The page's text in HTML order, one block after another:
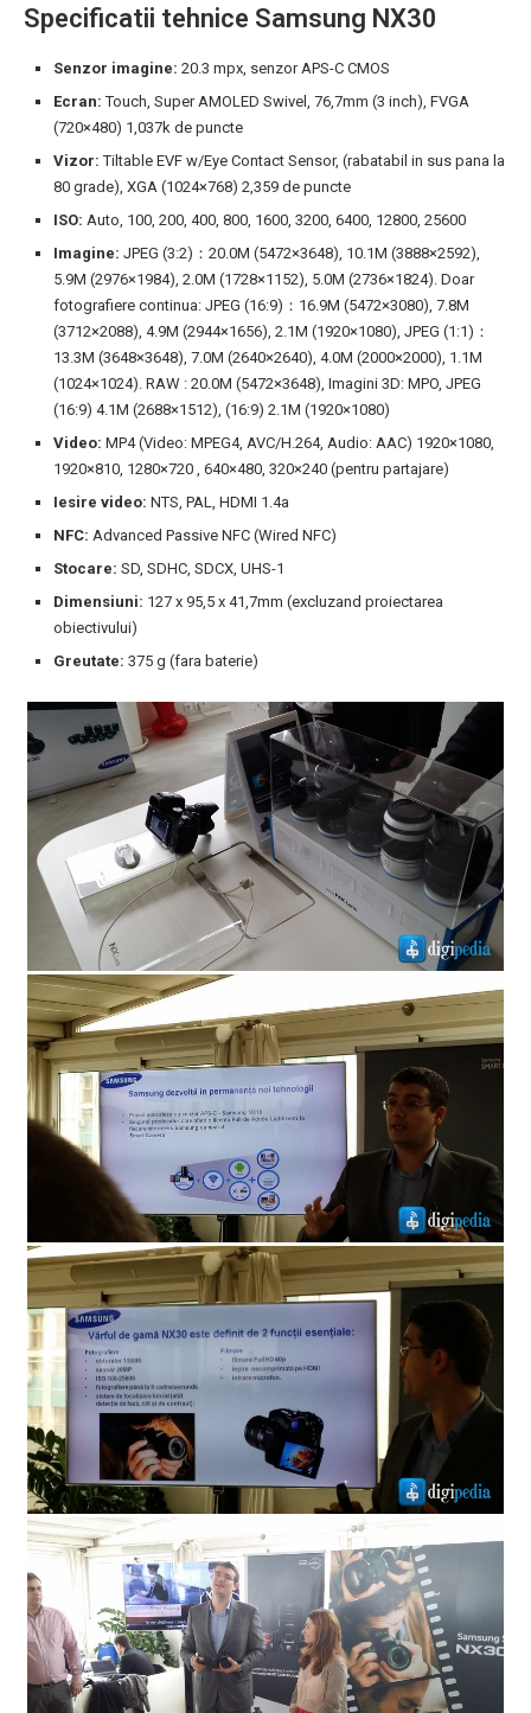
Specificatii tehnice Samsung NX30
Senzor imagine: 20.3 mpx, senzor APS-C CMOS
Ecran: Touch, Super AMOLED Swivel, 76,7mm (3 inch), FVGA
(720×480) 1,037k de puncte
Vizor: Tiltable EVF w/Eye Contact Sensor, (rabatabil in sus pana la
80 grade), XGA (1024×768) 2,359 de puncte
ISO: Auto, 100, 200, 400, 800, 1600, 3200, 6400, 12800, 25600
Imagine: JPEG (3:2)：20.0M (5472×3648), 10.1M (3888×2592),
5.9M (2976×1984), 2.0M (1728×1152), 5.0M (2736×1824). Doar
fotografiere continua: JPEG (16:9)：16.9M (5472×3080), 7.8M
(3712×2088), 4.9M (2944×1656), 2.1M (1920×1080), JPEG (1:1)：
13.3M (3648×3648), 7.0M (2640×2640), 4.0M (2000×2000), 1.1M
(1024×1024). RAW : 20.0M (5472×3648), Imagini 3D: MPO, JPEG
(16:9) 4.1M (2688×1512), (16:9) 2.1M (1920×1080)
Video: MP4 (Video: MPEG4, AVC/H.264, Audio: AAC) 1920×1080,
1920×810, 1280×720 , 640×480, 320×240 (pentru partajare)
Iesire video: NTS, PAL, HDMI 1.4a
NFC: Advanced Passive NFC (Wired NFC)
Stocare: SD, SDHC, SDCX, UHS-1
Dimensiuni: 127 x 95,5 x 41,7mm (excluzand proiectarea
obiectivului)
Greutate: 375 g (fara baterie)